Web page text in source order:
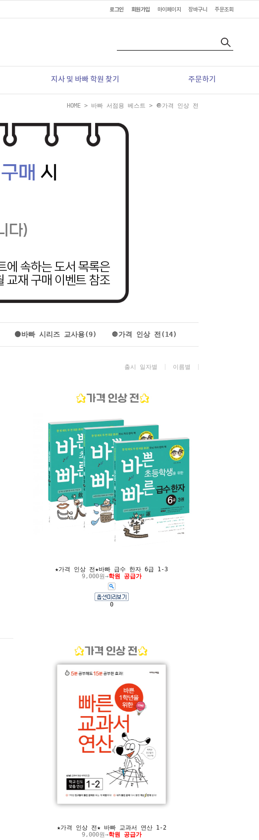
로그인 회원가입 마이페이지 장바구니 주문조회
지사 및 바빠 학원 찾기 주문하기
HOME > 바빠 서점용 베스트 > 🔘가격 인상 전
🟤바빠 시리즈 교사용(9) 🔘가격 인상 전(14)
출시 일자별 이름별
★가격 인상 전★바빠 급수 한자 6급 1-3
9,000원→학원 공급가
0
★가격 인상 전★ 바빠 교과서 연산 1-2
9,000원→학원 공급가